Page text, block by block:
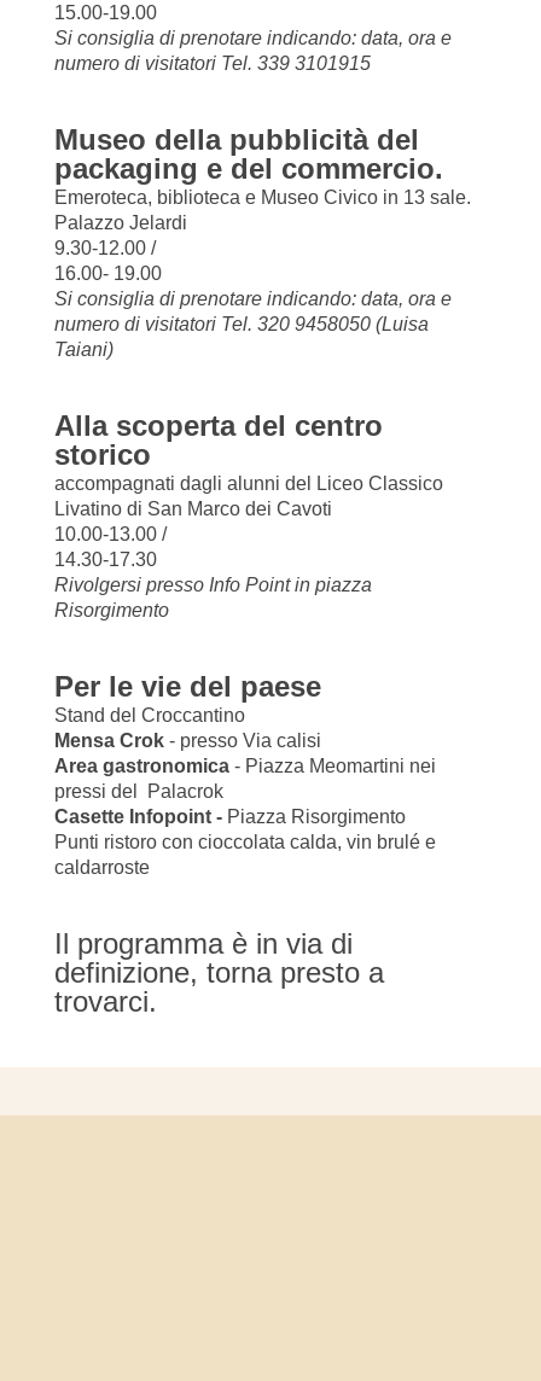
15.00-19.00
Si consiglia di prenotare indicando: data, ora e
numero di visitatori Tel. 339 3101915
Museo della pubblicità del
packaging e del commercio.
Emeroteca, biblioteca e Museo Civico in 13 sale.
Palazzo Jelardi
9.30-12.00 /
16.00- 19.00
Si consiglia di prenotare indicando: data, ora e
numero di visitatori Tel. 320 9458050 (Luisa
Taiani)
Alla scoperta del centro
storico
accompagnati dagli alunni del Liceo Classico
Livatino di San Marco dei Cavoti
10.00-13.00 /
14.30-17.30
Rivolgersi presso Info Point in piazza
Risorgimento
Per le vie del paese
Stand del Croccantino
Mensa Crok - presso Via calisi
Area gastronomica- Piazza Meomartini nei
pressi del Palacrok
Casette Infopoint - Piazza Risorgimento
Punti ristoro con cioccolata calda, vin brulé e
caldarroste
Il programma è in via di
definizione, torna presto a
trovarci.